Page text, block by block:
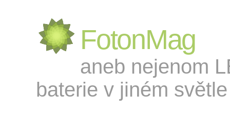
FotonMag
aneb nejenom
baterie v jiném